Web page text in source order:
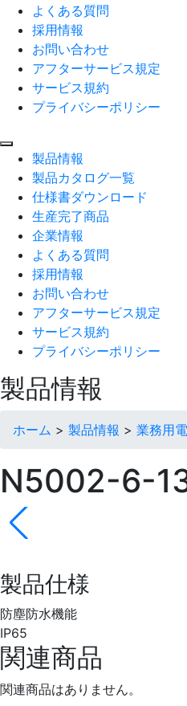
よくある質問
採用情報
お問い合わせ
アフターサービス規定
サービス規約
プライバシーポリシー
製品情報
製品カタログ一覧
仕様書ダウンロード
生産完了商品
企業情報
よくある質問
採用情報
お問い合わせ
アフターサービス規定
サービス規約
プライバシーポリシー
製品情報
ホーム > 製品情報 > 業務用
N5002-6-
製品仕様
防塵防水機能
IP65
関連商品
関連商品はありません。